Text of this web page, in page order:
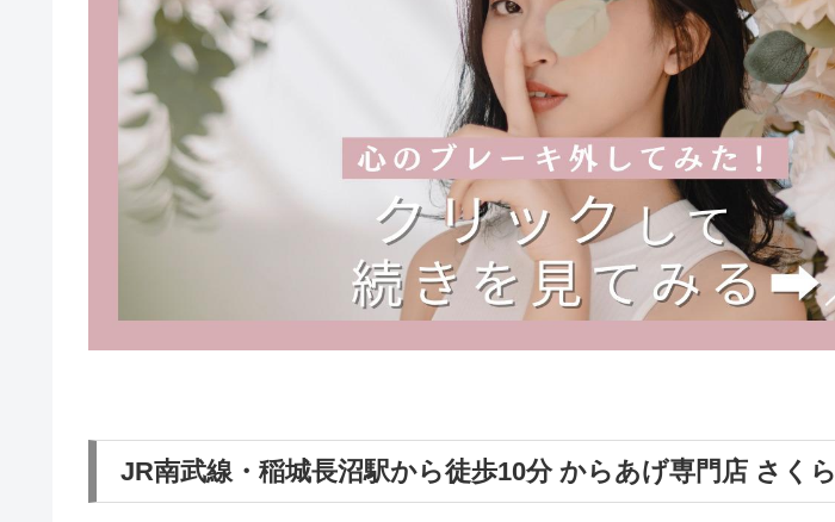
JR南武線・稲城長沼駅から徒歩10分 からあげ専門店 さくら